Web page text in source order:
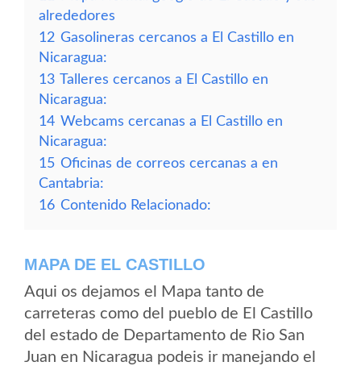
alrededores
12 Gasolineras cercanos a El Castillo en
Nicaragua:
13 Talleres cercanos a El Castillo en
Nicaragua:
14 Webcams cercanas a El Castillo en
Nicaragua:
15 Oficinas de correos cercanas a en
Cantabria:
16 Contenido Relacionado:
MAPA DE EL CASTILLO
Aqui os dejamos el Mapa tanto de
carreteras como del pueblo de El Castillo
del estado de Departamento de Rio San
Juan en Nicaragua podeis ir manejando el